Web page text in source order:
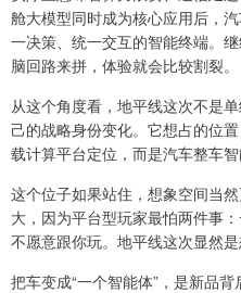
舱大模型同时成为核心应用后，
一决策、统一交互的智能终端。
脑回路来拼，体验就会比较割裂。
从这个角度看，地平线这次不是
己的战略身份变化。它想占的位
载计算平台定位，而是汽车整车
这个位子如果站住，想象空间当
大，因为平台型玩家最怕两件事
不愿意跟你玩。地平线这次显然
把车变成“一个智能体”，是新品